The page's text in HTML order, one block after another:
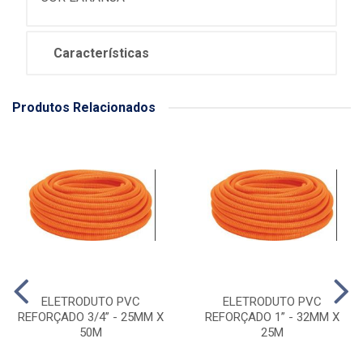
Características
Produtos Relacionados
ELETRODUTO PVC
REFORÇADO 3/4” - 25MM X
50M
ELETRODUTO PVC
REFORÇADO 1” - 32MM X
25M